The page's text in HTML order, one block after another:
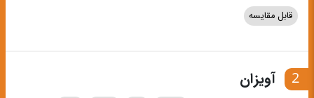
قابل مقایسه
2 آویزان